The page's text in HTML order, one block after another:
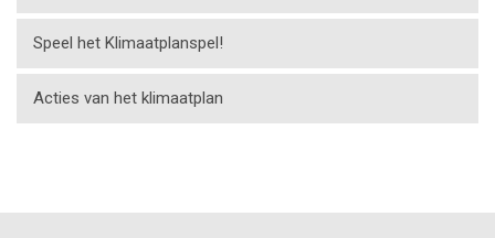
Speel het Klimaatplanspel!
Acties van het klimaatplan